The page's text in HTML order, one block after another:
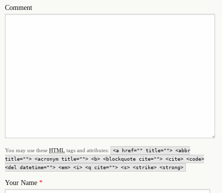
Comment
You may use these HTML tags and attributes:
<a href="" title=""> <abbr
title=""> <acronym title=""> <b> <blockquote cite=""> <cite> <code>
<del datetime=""> <em> <i> <q cite=""> <s> <strike> <strong>
Your Name *